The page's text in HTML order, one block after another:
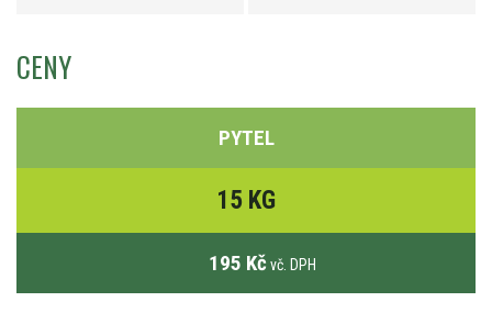
CENY
PYTEL
15 KG
195 Kč vč. DPH